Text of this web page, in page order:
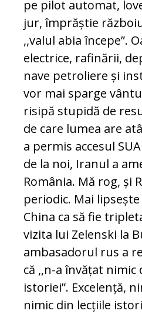
pe pilot automat,
jur, împrăștie
,,valul abia începe”.
electrice, rafinării,
nave petroliere și
vor mai sparge
risipă stupidă de
de care lumea are
a permis accesul
de la noi, Iranul a
România. Mă rog, și
periodic. Mai
China ca să fie
vizita lui Zelenski la
ambasadorul rus a
că ,,n-a învățat nimic
istoriei”. Excelență,
nimic din lecțiile